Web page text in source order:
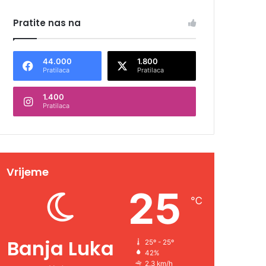
Pratite nas na
44.000
Pratilaca
1.800
Pratilaca
1.400
Pratilaca
Vrijeme
Banja Luka
25 ℃
25º - 25º
42%
2.3 km/h